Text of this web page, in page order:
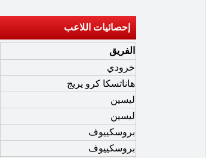
إحصائيات اللاعب
الفريق
خرودي
هاناتسكا كرو يريج
ليسين
ليسين
بروسكييوف
بروسكييوف